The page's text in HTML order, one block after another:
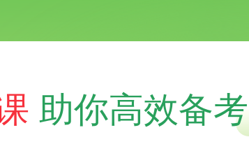
助你高效备考